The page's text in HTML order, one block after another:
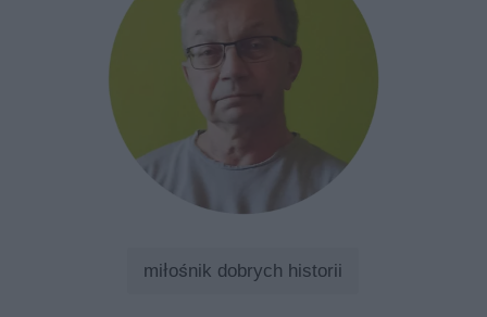
miłośnik dobrych historii